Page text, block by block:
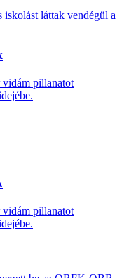
láttak vendégül a
vidám pillanatot
vidám pillanatot